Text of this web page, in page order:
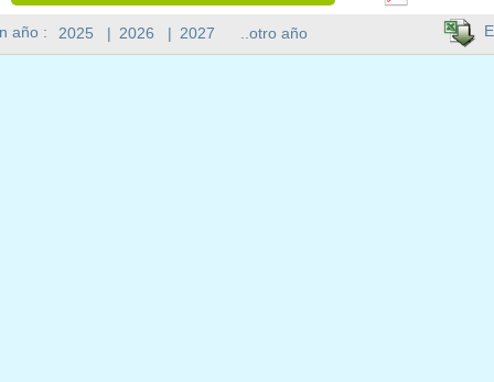
año : 2025 | 2026 | 2027 ..otro año